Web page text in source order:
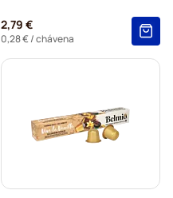
2,79 €
0,28 €/ chávena